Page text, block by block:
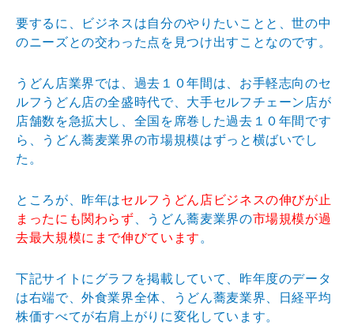
要するに、ビジネスは自分のやりたいことと、世の中
のニーズとの交わった点を見つけ出すことなのです。
うどん店業界では、過去１０年間は、お手軽志向のセ
ルフうどん店の全盛時代で、大手セルフチェーン店が
店舗数を急拡大し、全国を席巻した過去１０年間です
ら、うどん蕎麦業界の市場規模はずっと横ばいでし
た。
ところが、昨年はセルフうどん店ビジネスの伸びが止
まったにも関わらず 、うどん蕎麦業界の市場規模が過
去最大規模にまで伸びています 。
下記サイトにグラフを掲載していて、昨年度のデータ
は右端で、外食業界全体、うどん蕎麦業界、日経平均
株価すべてが右肩上がりに変化しています。